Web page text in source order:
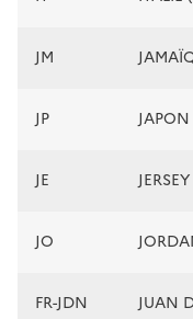
JM
JP JAPON
JE JERSEY
JO
FR-JDN JUAN